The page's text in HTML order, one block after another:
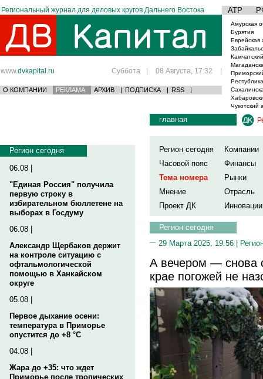
Региональный журнал для деловых кругов Дальнего Востока АТР
www.dvkapital.ru Суббота | 08 Августа, 17:32 |
О КОМПАНИИ РЕКЛАМА АРХИВ | ПОДПИСКА | RSS |
Амурская
Бурятия
Еврейская
Чукотский
Регион сегодня
06.08 |
"Единая Россия" получила
первую строку в
избирательном бюллетене на
выборах в Госдуму
06.08 |
Александр Щербаков держит
на контроле ситуацию с
офтальмологической
помощью в Ханкайском
округе
05.08 |
Первое дыхание осени:
температура в Приморье
опустится до +8 °C
04.08 |
Жара до +35: что ждет
Приморье после тропических
главная
Регион сегодня
Компании
Часовой пояс
Финансы
Тема номера
Рынки
Мнение
Отрасль
Проект ДК
Инновации
Регион сегодня
29 Марта 2025, 19:56 |
А вечером — снова
крае погожей не